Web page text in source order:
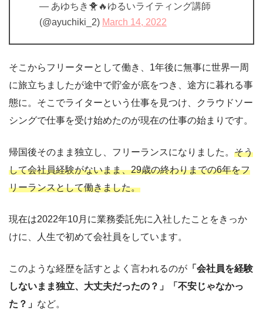
— あゆちき🐥🔥ゆるいライティング講師
(@ayuchiki_2) March 14, 2022
そこからフリーターとして働き、1年後に無事に世界一周
に旅立ちましたが途中で貯金が底をつき、途方に暮れる事
態に。そこでライターという仕事を見つけ、クラウドソー
シングで仕事を受け始めたのが現在の仕事の始まりです。
帰国後そのまま独立し、フリーランスになりました。 そう
して会社員経験がないまま、29歳の終わりまでの6年をフ
リーランスとして働きました。
現在は2022年10月に業務委託先に入社したことをきっか
けに、人生で初めて会社員をしています。
このような経歴を話すとよく言われるのが 「会社員を経験
しないまま独立、大丈夫だったの？」「不安じゃなかっ
た？」 など。